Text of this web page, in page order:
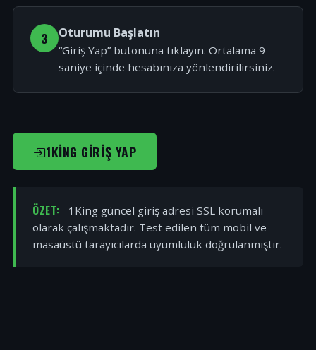
3 Oturumu Başlatın
“Giriş Yap” butonuna tıklayın. Ortalama 9
saniye içinde hesabınıza yönlendirilirsiniz.
1KING GIRIŞ YAP
ÖZET:
1King güncel giriş adresi SSL korumalı
olarak çalışmaktadır. Test edilen tüm mobil ve
masaüstü tarayıcılarda uyumluluk doğrulanmıştır.